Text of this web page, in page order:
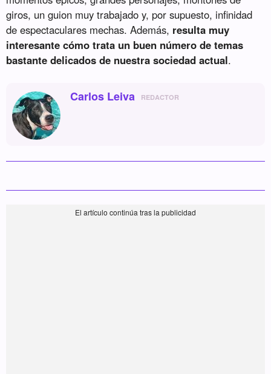
giros, un guion muy trabajado y, por supuesto, infinidad
de espectaculares mechas. Además, resulta muy
interesante cómo trata un buen número de temas
bastante delicados de nuestra sociedad actual.
Carlos Leiva REDACTOR